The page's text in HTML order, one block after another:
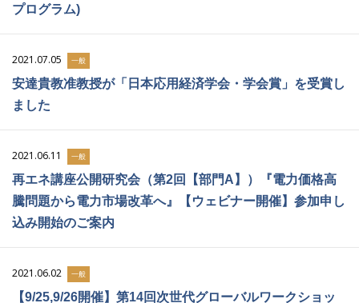
プログラム)
2021.07.05 一般
安達貴教准教授が「日本応用経済学会・学会賞」を受賞し
ました
2021.06.11 一般
再エネ講座公開研究会（第2回【部門A】）『電力価格高
騰問題から電力市場改革へ』【ウェビナー開催】参加申し
込み開始のご案内
2021.06.02 一般
【9/25,9/26開催】第14回次世代グローバルワークショッ